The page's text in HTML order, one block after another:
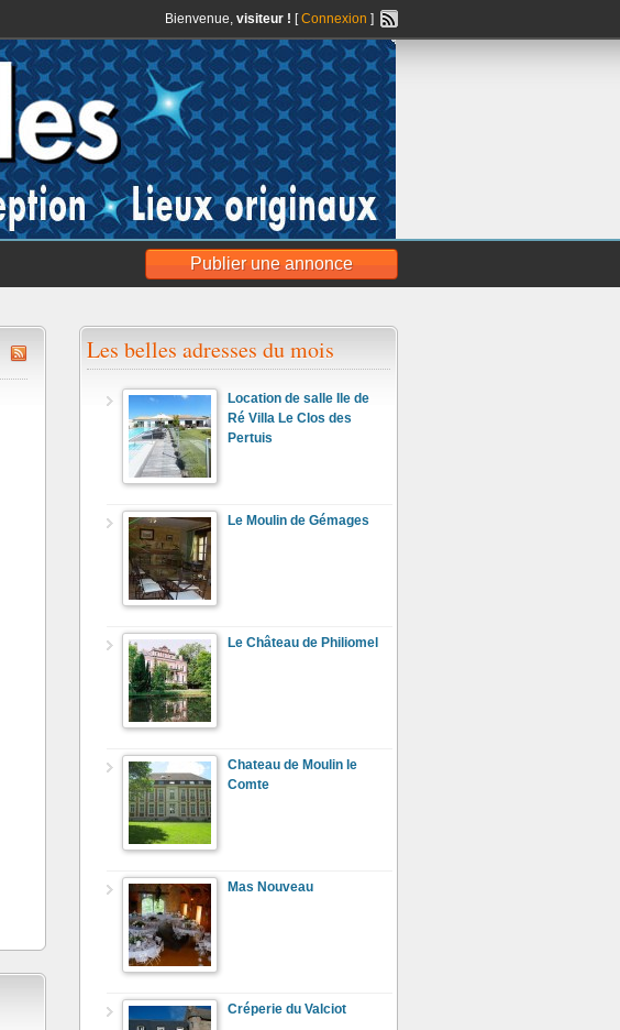
Bienvenue, visiteur ! [Connexion ]
Publier une annonce
Les belles adresses du mois
Location de salle Ile de
Ré Villa Le Clos des
Pertuis
Le Moulin de Gémages
Le Château de Philiomel
Chateau de Moulin le
Comte
Mas Nouveau
Créperie du Valciot